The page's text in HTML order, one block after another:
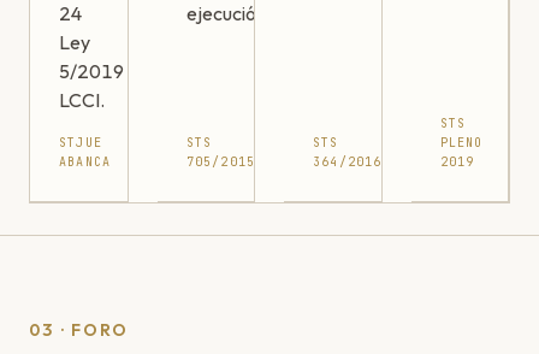
24
Ley
5/2019
LCCI.
STJUE
ABANCA
ejecución.
STS
705/2015
STS
364/2016
STS
PLENO
2019
03 · FORO